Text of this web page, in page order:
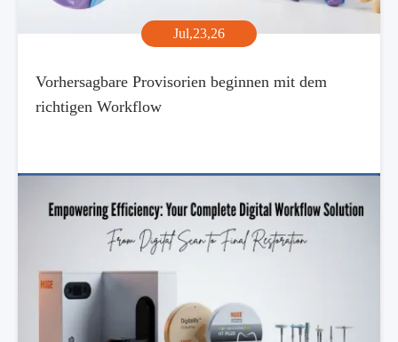
Jul,23,26
Vorhersagbare Provisorien beginnen mit dem
richtigen Workflow